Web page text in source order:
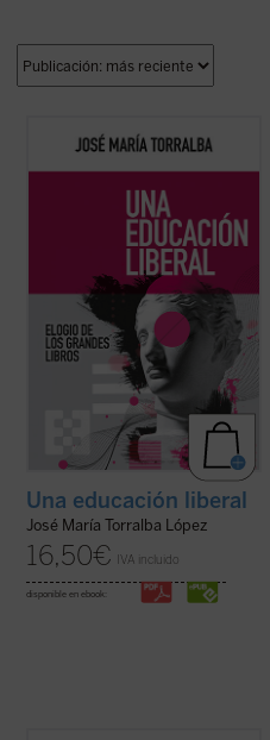
«En estas páginas, José María Torralba se
ocupa de la historia de la educación liberal
dificultar la formación de los alumnos en
las humanidades, con ...
(ver ficha)
Una educación liberal
José María Torralba López
16,50€ IVA incluido
disponible en ebook: